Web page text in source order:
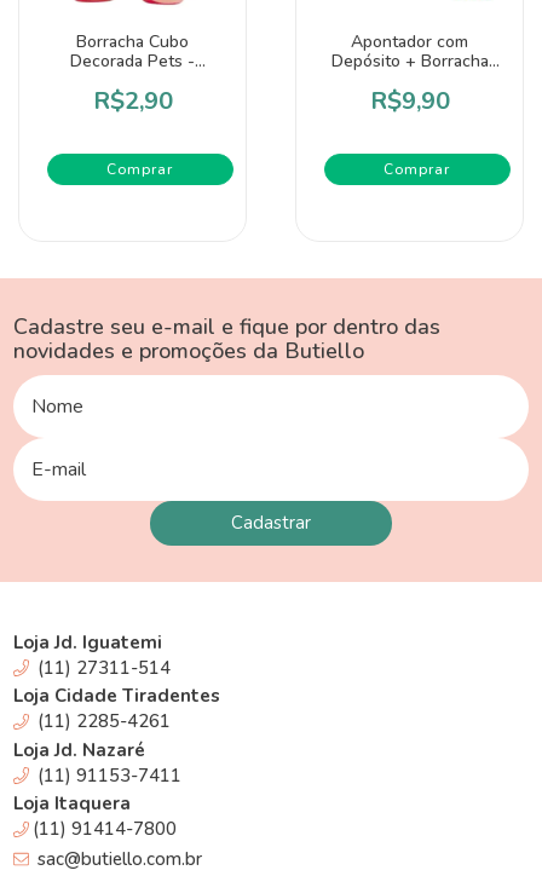
Borracha Cubo
Decorada Pets -
R$2,90
Comprar
Apontador com
Depósito + Borracha
R$9,90
Comprar
Cadastre seu e-mail e fique por dentro das
novidades e promoções da Butiello
Loja Jd. Iguatemi
(11) 27311-514
Loja Cidade Tiradentes
(11) 2285-4261
Loja Jd. Nazaré
(11) 91153-7411
Loja Itaquera
(11) 91414-7800
sac@butiello.com.br